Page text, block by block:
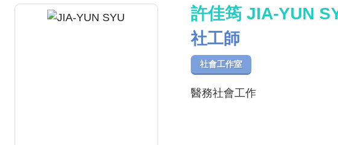
許佳筠 JIA-YUN
社工師
社會工作室
醫務社會工作